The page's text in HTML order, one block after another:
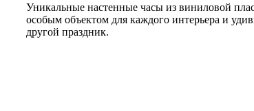
Уникальные настенные часы из виниловой
особым объектом для каждого интерьера и
другой праздник.